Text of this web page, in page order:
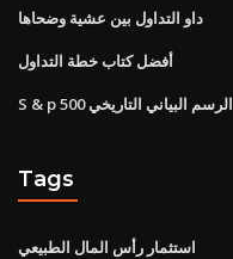
داو التداول بين عشية وضحاها
أفضل كتاب خطة التداول
S & p 500 الرسم البياني التاريخي
Tags
استثمار رأس المال الطبيعي